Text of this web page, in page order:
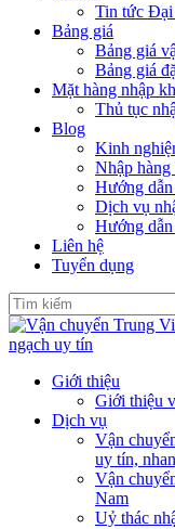
Tin tức
Bảng giá
Bảng giá
Bảng giá
Mặt hàng nhập
Thủ tục
Blog
Kinh
Nhập hàng
Hướng dẫn
Dịch vụ
Hướng
Liên hệ
Tuyển dụng
Giới thiệu
Giới thiệu
Dịch vụ
Vận
uy tín,
Vận
Nam
Uỷ thác